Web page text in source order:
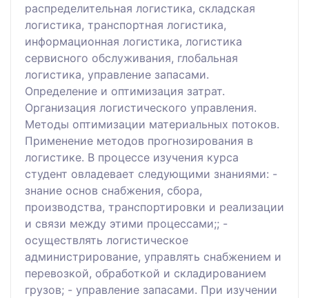
распределительная логистика, складская
логистика, транспортная логистика,
информационная логистика, логистика
сервисного обслуживания, глобальная
логистика, управление запасами.
Определение и оптимизация затрат.
Организация логистического управления.
Методы оптимизации материальных потоков.
Применение методов прогнозирования в
логистике. В процессе изучения курса
студент овладевает следующими знаниями: -
знание основ снабжения, сбора,
производства, транспортировки и реализации
и связи между этими процессами;; -
осуществлять логистическое
администрирование, управлять снабжением и
перевозкой, обработкой и складированием
грузов; - управление запасами. При изучении